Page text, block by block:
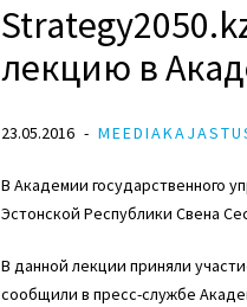
лекцию в
23.05.2016
В Академии государственного
Эстонской Республики Свена
В данной лекции приняли
сообщили в пресс-службе